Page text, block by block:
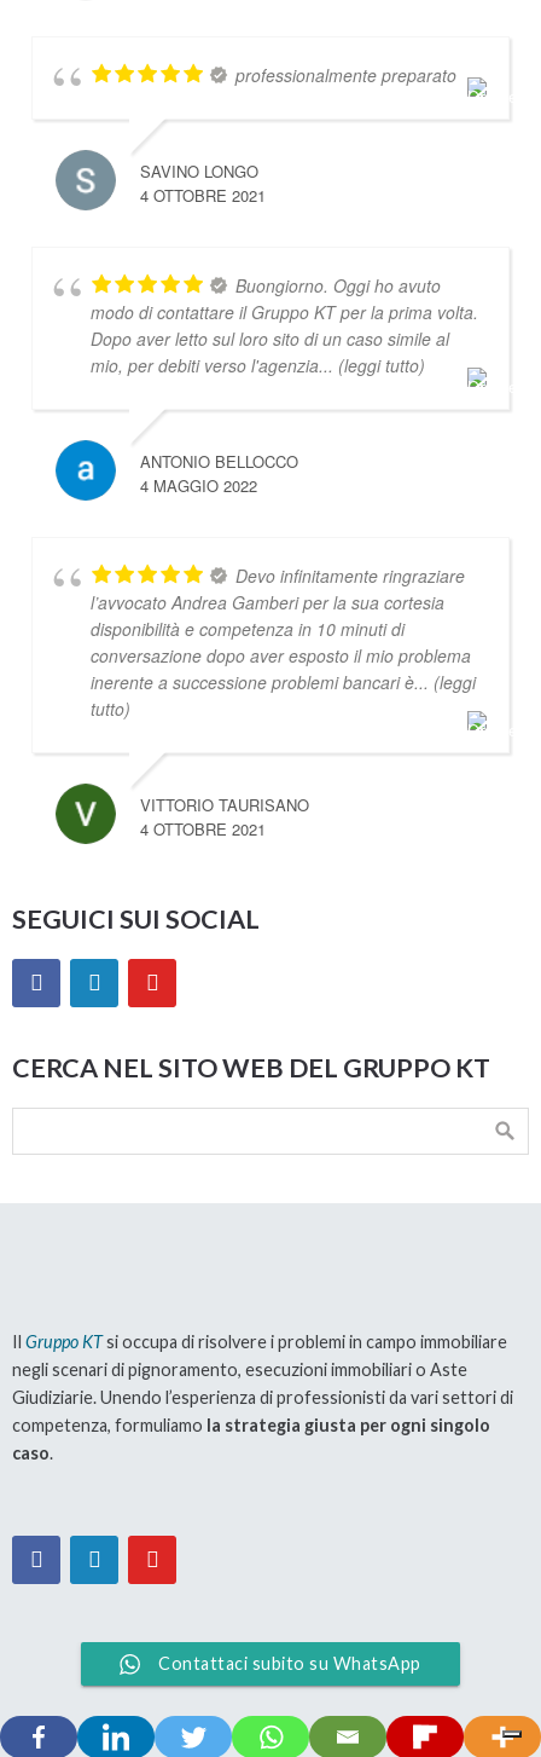
professionalmente preparato
SAVINO LONGO
4 OTTOBRE 2021
Buongiorno. Oggi ho avuto
modo di contattare il Gruppo KT per la prima volta.
Dopo aver letto sul loro sito di un caso simile al
mio, per debiti verso l'agenzia... (leggi tutto)
ANTONIO BELLOCCO
4 MAGGIO 2022
Devo infinitamente ringraziare
l’avvocato Andrea Gamberi per la sua cortesia
disponibilità e competenza in 10 minuti di
conversazione dopo aver esposto il mio problema
inerente a successione problemi bancari è... (leggi
tutto)
VITTORIO TAURISANO
4 OTTOBRE 2021
SEGUICI SUI SOCIAL
CERCA NEL SITO WEB DEL GRUPPO KT
Il Gruppo KTsi occupa di risolvere i problemi in campo immobiliare
negli scenari di pignoramento, esecuzioni immobiliari o Aste
Giudiziarie. Unendo l’esperienza di professionisti da vari settori di
competenza, formuliamo la strategia giusta per ogni singolo
caso.
Contattaci subito su WhatsApp
oppure